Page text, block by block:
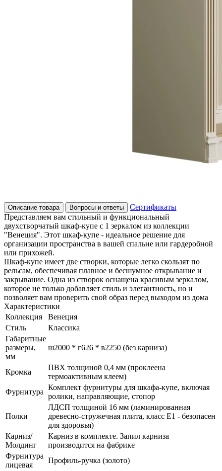
Описание товара Вопросы и ответы
Сертификаты
Представляем вам стильный и функциональный
двухстворчатый шкаф-купе с 1 зеркалом из коллекции
"Венеция". Этот шкаф-купе - идеальное решение для
организации пространства в вашей спальне или гардеробной
или прихожей.
Шкаф-купе имеет две створки, которые легко скользят по
рельсам, обеспечивая плавное и бесшумное открывание и
закрывание. Одна из створок оснащена красивым зеркалом,
которое не только добавляет стиль и элегантность, но и
позволяет вам проверить свой образ перед выходом из дома
Характеристики
Коллекция
Венеция
Стиль
Классика
Габаритные
размеры,
мм
ш2000 * г626 * в2250 (без карниза)
Кромка
ПВХ толщиной 0,4 мм (проклеена
термоактивным клеем)
Фурнитура
Комплект фурнитуры для шкафа-купе, включая
ролики, направляющие, стопор
Полки
ЛДСП толщиной 16 мм (ламинированная
древесно-стружечная плита, класс E1 - безопасен
для здоровья)
Карниз/
Молдинг
Карниз в комплекте. Запил карниза
производится на фабрике
Фурнитура
лицевая
Профиль-ручка (золото)